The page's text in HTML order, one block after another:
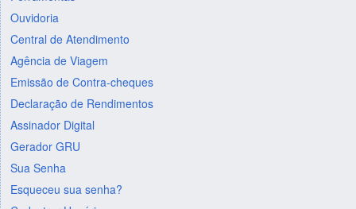
Ouvidoria
Central de Atendimento
Agência de Viagem
Emissão de Contra-cheques
Declaração de Rendimentos
Assinador Digital
Gerador GRU
Sua Senha
Esqueceu sua senha?